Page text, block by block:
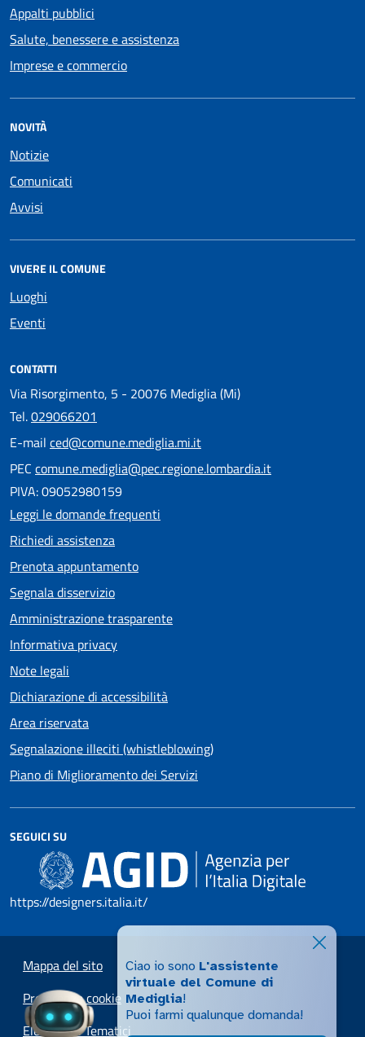
Appalti pubblici
Salute, benessere e assistenza
Imprese e commercio
NOVITÀ
Notizie
Comunicati
Avvisi
VIVERE IL COMUNE
Luoghi
Eventi
CONTATTI
Via Risorgimento, 5 - 20076 Mediglia (Mi)
Tel.029066201
E-mail ced@comune.mediglia.mi.it
PEC comune.mediglia@pec.regione.lombardia.it
PIVA: 09052980159
Leggi le domande frequenti
Richiedi assistenza
Prenota appuntamento
Segnala disservizio
Amministrazione trasparente
Informativa privacy
Note legali
Dichiarazione di accessibilità
Area riservata
Segnalazione illeciti (whistleblowing)
Piano di Miglioramento dei Servizi
SEGUICI SU
https://designers.italia.it/
Mappa del sito
Preferenze cookie
Elenco Siti Tematici
Ciao io sono L'assistente
virtuale del Comune di
Mediglia!
Puoi farmi qualunque domanda!